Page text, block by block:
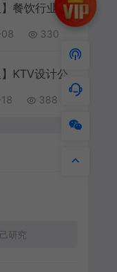
【中文模板】餐饮行业 浅粉款 响应式模板
330
388
研究